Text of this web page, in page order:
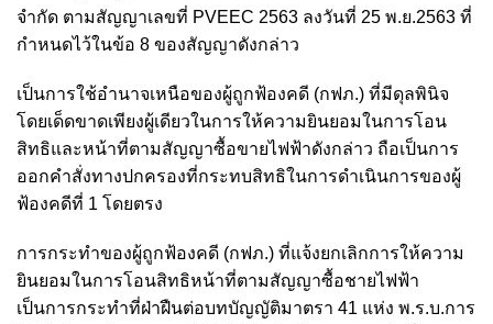
จำกัด ตามสัญญาเลขที่ PVEEC 2563 ลงวันที่ 25 พ.ย.2563 ที่
กำหนดไว้ในข้อ 8 ของสัญญาดังกล่าว
เป็นการใช้อำนาจเหนือของผู้ถูกฟ้องคดี (กฟภ.) ที่มีดุลพินิจ
โดยเด็ดขาดเพียงผู้เดียวในการให้ความยินยอมในการโอน
สิทธิและหน้าที่ตามสัญญาซื้อขายไฟฟ้าดังกล่าว ถือเป็นการ
ออกคำสั่งทางปกครองที่กระทบสิทธิในการดำเนินการของผู้
ฟ้องคดีที่ 1 โดยตรง
การกระทำของผู้ถูกฟ้องคดี (กฟภ.) ที่แจ้งยกเลิกการให้ความ
ยินยอมในการโอนสิทธิหน้าที่ตามสัญญาซื้อชายไฟฟ้า
เป็นการกระทำที่ฝ่าฝืนต่อบทบัญญัติมาตรา 41 แห่ง พ.ร.บ.การ